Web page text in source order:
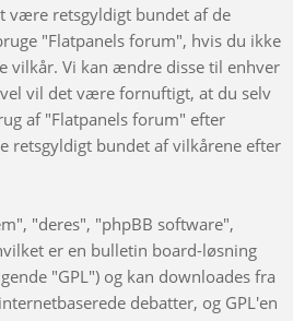
retsgyldigt bundet af de
"Flatpanels forum", hvis du ikke
vilkår. Vi kan ændre disse til enhver
vil det være fornuftigt, at du selv
af "Flatpanels forum" efter
bundet af vilkårene efter
"deres", "phpBB software",
er en bulletin board-løsning
"GPL") og kan downloades fra
debatter, og GPL'en